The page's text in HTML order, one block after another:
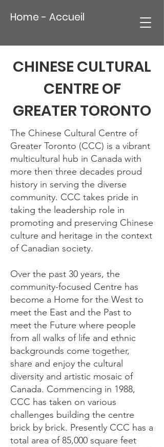
Home - Accueil
CHINESE CULTURAL
CENTRE OF
GREATER TORONTO
The Chinese Cultural Centre of
Greater Toronto (CCC) is a vibrant
multicultural hub in Canada with
more then three decades proud
history in serving the diverse
community. CCC takes pride in
taking the leadership role in
promoting and preserving Chinese
culture and heritage in the context
of Canadian society.
Over the past 30 years, the
community-focused Centre has
become a Home for the West to
meet the East and the Past to
meet the Future where people
from all walks of life and ethnic
backgrounds come together,
share and enjoy the cultural
diversity and artistic mosaic of
Canada. Commencing in 1988,
CCC has taken on various
challenges building the centre
brick by brick. Presently CCC has a
total area of 85,000 square feet